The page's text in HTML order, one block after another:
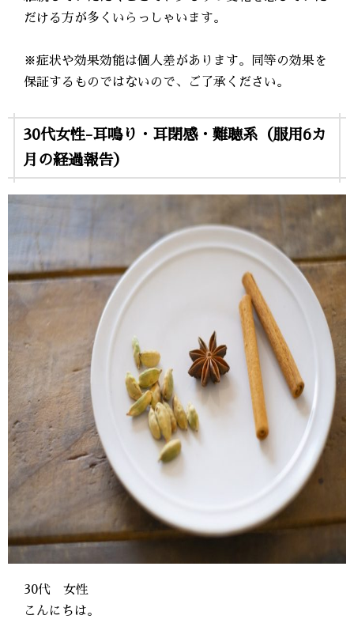
だける方が多くいらっしゃいます。
※症状や効果効能は個人差があります。同等の効果を
保証するものではないので、ご了承ください。
30代女性-耳鳴り・耳閉感・難聴系（服用6カ
月の経過報告）
30代 女性
こんにちは。